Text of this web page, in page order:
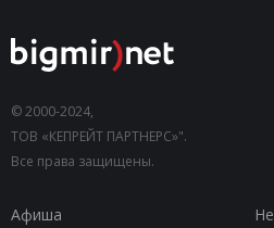
© 2000-2024,
ТОВ «КЕПРЕЙТ ПАРТНЕРС»".
Все права защищены.
Афиша